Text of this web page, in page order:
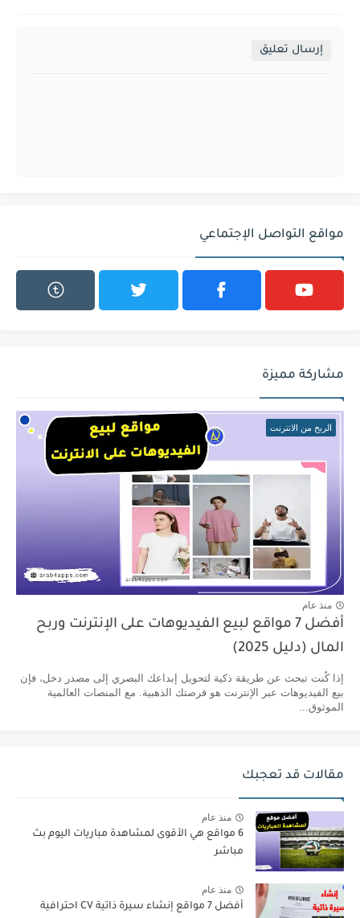
إرسال تعليق
مواقع التواصل الإجتماعي
مشاركة مميزة
الربح من الانترنت
منذ عام
أفضل 7 مواقع لبيع الفيديوهات على الإنترنت وربح
المال (دليل 2025)
إذا كُنت تبحث عن طريقة ذكية لتحويل إبداعك البصري إلى مصدر دخل، فإن
بيع الفيديوهات عبر الإنترنت هو فرصتك الذهبية. مع المنصات العالمية
الموثوق...
مقالات قد تعجبك
منذ عام
6 مواقع هي الأقوى لمشاهدة مباريات اليوم بث
مباشر
منذ عام
أفضل 7 مواقع إنشاء سيرة ذاتية CV احترافية